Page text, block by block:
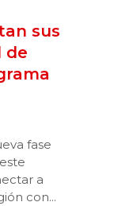
sus
de
fase
a
con...